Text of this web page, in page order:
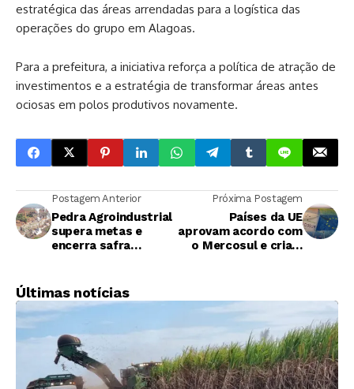
estratégica das áreas arrendadas para a logística das
operações do grupo em Alagoas.
Para a prefeitura, a iniciativa reforça a política de atração de
investimentos e a estratégia de transformar áreas antes
ociosas em polos produtivos novamente.
Postagem Anterior
Pedra Agroindustrial
supera metas e
encerra safra
expansão industrial
Próxima Postagem
Países da UE
aprovam acordo com
o Mercosul e criam
Últimas notícias